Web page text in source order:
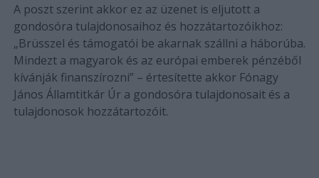
A poszt szerint akkor ez az üzenet is eljutott a
gondosóra tulajdonosaihoz és hozzátartozóikhoz:
„Brüsszel és támogatói be akarnak szállni a háborúba.
Mindezt a magyarok és az európai emberek pénzéből
kívánják finanszírozni” – értesítette akkor Fónagy
János Államtitkár Úr a gondosóra tulajdonosait és a
tulajdonosok hozzátartozóit.